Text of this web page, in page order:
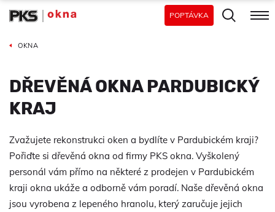
POPTÁVKA
OKNA
DŘEVĚNÁ OKNA PARDUBICKÝ
KRAJ
Zvažujete rekonstrukci oken a bydlíte v Pardubickém kraji?
Pořiďte si dřevěná okna od firmy PKS okna. Vyškolený
personál vám přímo na některé z prodejen v Pardubickém
kraji okna ukáže a odborně vám poradí. Naše dřevěná okna
jsou vyrobena z lepeného hranolu, který zaručuje jejich